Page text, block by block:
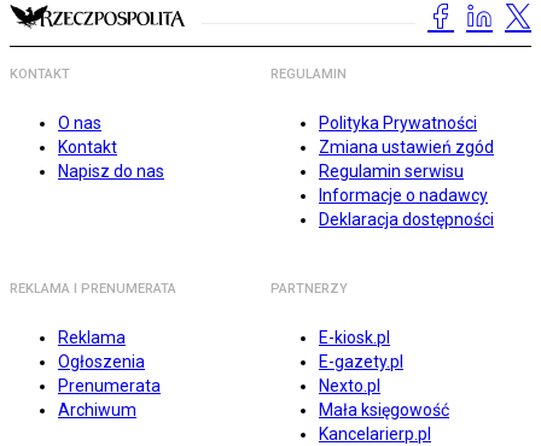
KONTAKT
O nas
Kontakt
Napisz do nas
REGULAMIN
Polityka Prywatności
Zmiana ustawień zgód
Regulamin serwisu
Informacje o nadawcy
Deklaracja dostępności
REKLAMA I PRENUMERATA
Reklama
Ogłoszenia
Prenumerata
Archiwum
PARTNERZY
E-kiosk.pl
E-gazety.pl
Nexto.pl
Mała księgowość
Kancelarierp.pl